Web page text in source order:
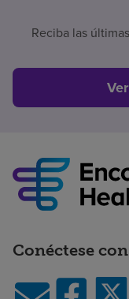
Reciba las
Conéctese